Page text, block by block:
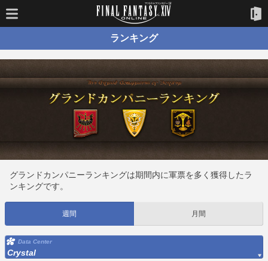
ランキング
グランドカンパニーランキングは期間内に軍票を多く獲得したラ
ンキングです。
週間 月間
Data Center
Crystal